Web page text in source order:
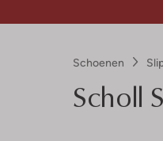
Schoenen
Scholl